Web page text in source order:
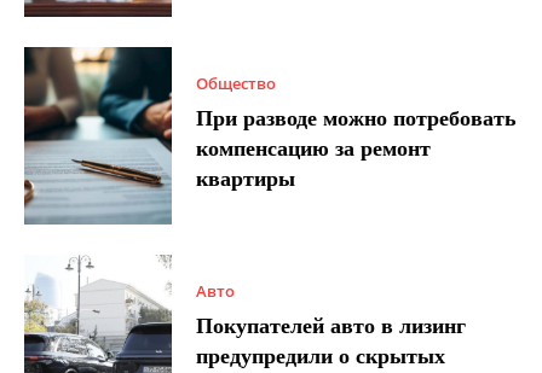
Общество
При разводе можно потребовать
компенсацию за ремонт
квартиры
Авто
Покупателей авто в лизинг
предупредили о скрытых